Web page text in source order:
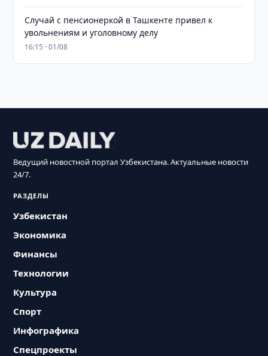
Случай с пенсионеркой в Ташкенте привел к
увольнениям и уголовному делу
16:15 · 01/08
Ведущий новостной портал Узбекистана. Актуальные новости
24/7.
РАЗДЕЛЫ
Узбекистан
Экономика
Финансы
Технологии
Культура
Спорт
Инфографика
Спецпроекты